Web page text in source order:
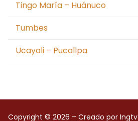
Tingo María – Huánuco
Tumbes
Ucayali – Pucallpa
Copyright © 2026 – Creado por Ingtv